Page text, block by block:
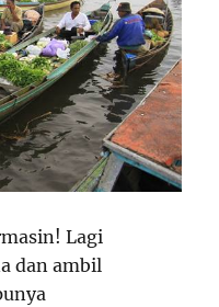
Lagi
dan ambil